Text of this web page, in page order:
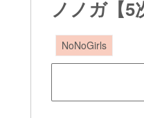
ノノガ【5
NoNoGirls